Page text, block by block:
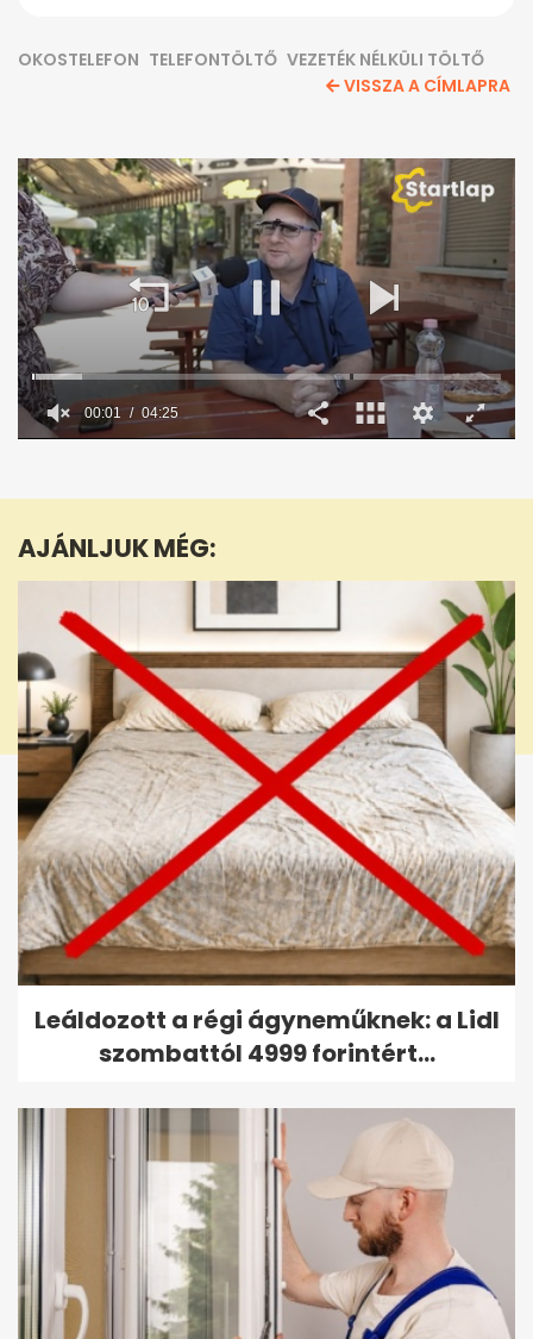
OKOSTELEFON TELEFONTÖLTŐ VEZETÉK NÉLKÜLI TÖLTŐ
VISSZA A CÍMLAPRA
4
25
seconds
AJÁNLJUK MÉG:
Leáldozott a régi ágyneműknek: a Lidl
szombattól 4999 forintért...